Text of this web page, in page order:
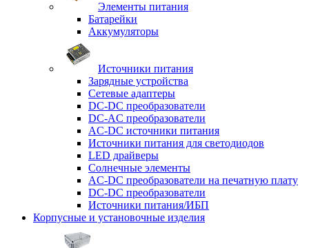
Элементы питания
Батарейки
Аккумуляторы
Источники питания
Зарядные устройства
Сетевые адаптеры
DC-DC преобразователи
DC-AC преобразователи
AC-DC источники питания
Источники питания для светодиодов
LED драйверы
Солнечные элементы
AC-DC преобразователи на печатную плату
DC-DC преобразователи
Источники питания/ИБП
Корпусные и установочные изделия